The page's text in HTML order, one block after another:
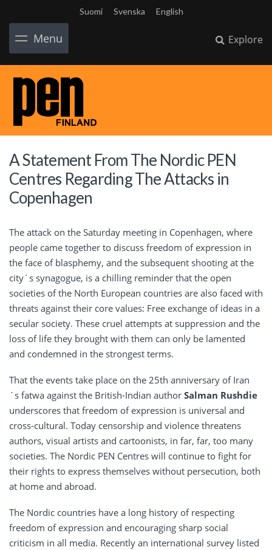
Suomi Svenska English
Menu Explore
A Statement From The Nordic PEN
Centres Regarding The Attacks in
Copenhagen
The attack on the Saturday meeting in Copenhagen, where
people came together to discuss freedom of expression in
the face of blasphemy, and the subsequent shooting at the
city´s synagogue, is a chilling reminder that the open
societies of the North European countries are also faced with
threats against their core values: Free exchange of ideas in a
secular society. These cruel attempts at suppression and the
loss of life they brought with them can only be lamented
and condemned in the strongest terms.
That the events take place on the 25th anniversary of Iran
´s fatwa against the British-Indian author Salman Rushdie
underscores that freedom of expression is universal and
cross-cultural. Today censorship and violence threatens
authors, visual artists and cartoonists, in far, far, too many
societies. The Nordic PEN Centres will continue to fight for
their rights to express themselves without persecution, both
at home and abroad.
The Nordic countries have a long history of respecting
freedom of expression and encouraging sharp social
criticism in all media. Recently an international survey listed